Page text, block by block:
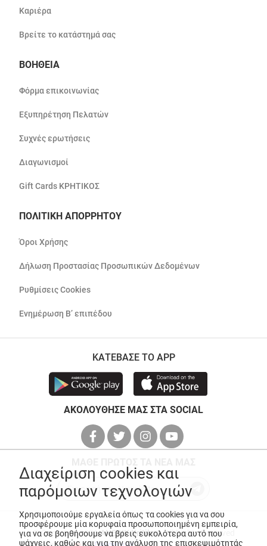
Καριέρα
Βρείτε το κατάστημά σας
ΒΟΗΘΕΙΑ
Φόρμα επικοινωνίας
Εξυπηρέτηση Πελατών
Συχνές ερωτήσεις
Διαγωνισμοί
Gift Cards ΚΡΗΤΙΚΟΣ
ΠΟΛΙΤΙΚΗ ΑΠΟΡΡΗΤΟΥ
Όροι Χρήσης
Δήλωση Προστασίας Προσωπικών Δεδομένων
Ρυθμίσεις Cookies
Ενημέρωση Β’ επιπέδου
ΚΑΤΕΒΑΣΕ ΤΟ APP
ΑΚΟΛΟΥΘΗΣΕ ΜΑΣ ΣΤΑ SOCIAL
© Copyright 2026ANEDIK Kritikos. All Rights Reserved
Διαχείριση cookies και
παρόμοιων τεχνολογιών
Χρησιμοποιούμε εργαλεία όπως τα cookies για να σου
προσφέρουμε μία κορυφαία προσωποποιημένη εμπειρία,
για να σε βοηθήσουμε να βρεις ευκολότερα αυτό που
ψάχνεις, καθώς και για την ανάλυση της επισκεψιμότητάς